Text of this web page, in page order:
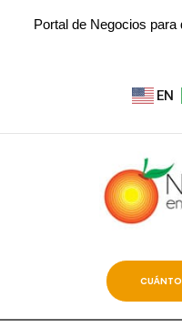
Portal de Negocios
EN